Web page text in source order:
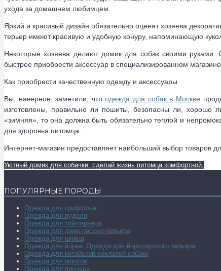
ухода за домашнем любимцем.
Яркий и красивый дизайн обязательно оценят хозяева
терьер имеют красивую и удобную конуру, напоминающую
Некоторые хозяева делают домик для собак своими
быстрее приобрести аксессуар в специализированном магазине.
Как приобрести качественную одежду и аксессуары
Вы, наверное, заметили, чтоодежда для собак в Москве
изготовлены, правильно ли пошиты, безопасны ли, хорошо
«зимняя», то она должна быть обязательно теплой и
для здоровья питомца.
Интернет-магазин предоставляет наибольший выбор товаров
Уютный домик для собачки: сделай жизнь питомца комфортной.
ПОПУЛЯРНЫЕ ПОРОДЫ
Одежда для гриффона
Одежда для пуделя
Одежда для той-терьера
Одежда для джек-рассел-терьера
Одежда для шпица
Одежда для йорка. Одежда для йоркширского терьера.
Одежда для китайской хохлатой собаки
Одежда для мопсов
Одежда для пинчера